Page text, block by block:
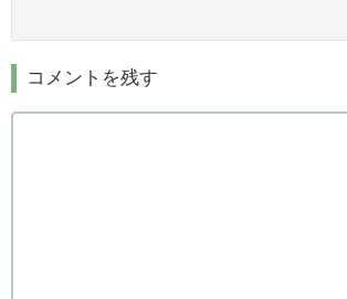
コメントを残す